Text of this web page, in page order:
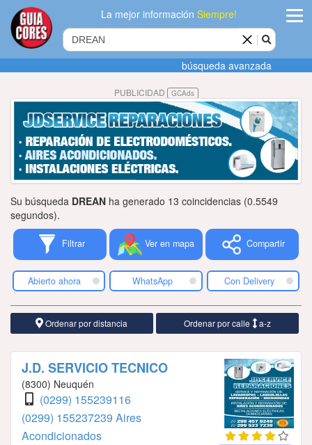
La mejor informaciónSiempre!
Agregar
empresa
Actualizar
datos
Publicidad
Tiendacores
Contactenos
búsqueda avanzada
PUBLICIDAD GCAds
Su búsqueda DREAN ha generado 13 coincidencias (0.5549
segundos).
Filtrar Ver en mapa Compartir
Abierto ahora WhatsApp Con Delivery
Ordenar por distancia Ordenar por calle a-z
J.D. SERVICIO TECNICO
(8300) Neuquén
(0299) 155239116
(0299) 155237239 Aires
Acondicionados